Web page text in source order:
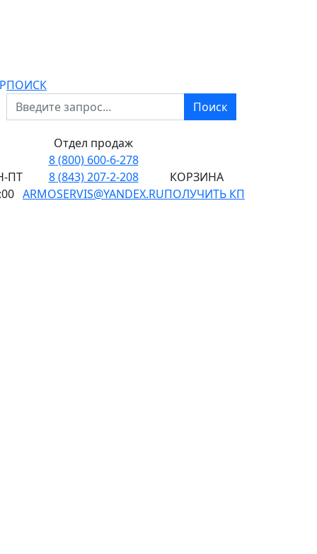
ПОИСК
Поиск
ПТ
Отдел продаж
8 (800) 600-6-278
8 (843) 207-2-208
ARMOSERVIS@YANDEX.RU
КОРЗИНА
ПОЛУЧИТЬ КП